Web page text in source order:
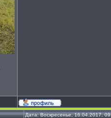
Дата: Воскресенье, 16.04.2017,